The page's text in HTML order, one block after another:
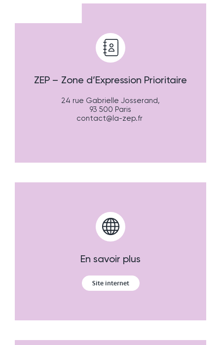
ZEP – Zone d’Expression Prioritaire
24 rue Gabrielle Josserand,
93 500 Paris
contact@la-zep.fr
En savoir plus
Site internet